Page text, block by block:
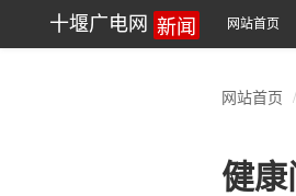
十堰广电网 新闻 网站首页
网站首页
健